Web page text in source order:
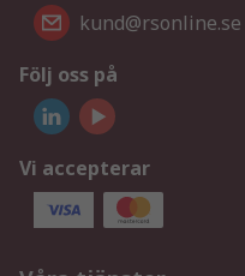
kund@rsonline.se
Följ oss på
Vi accepterar